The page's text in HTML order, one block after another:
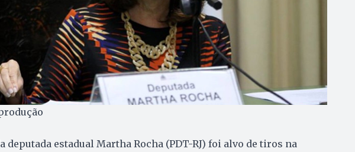
deputada estadual Martha Rocha (PDT-RJ) foi alvo de tiros na